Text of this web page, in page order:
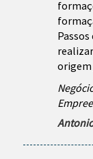
origem